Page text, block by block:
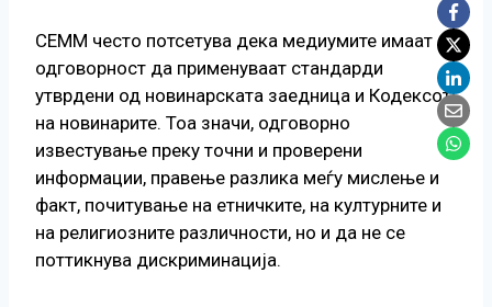
СЕММ често потсетува дека медиумите имаат
одговорност да применуваат стандарди
утврдени од новинарската заедница и Кодексот
на новинарите. Тоа значи, одговорно
известување преку точни и проверени
информации, правење разлика меѓу мислење и
факт, почитување на етничките, на културните и
на религиозните различности, но и да не се
поттикнува дискриминација.